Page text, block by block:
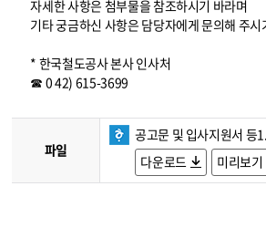
자세한 사항은 첨부물을 참조하시기 바라며
기타 궁금하신 사항은 담당자에게 문의해 주시
* 한국철도공사 본사 인사처
☎ 0 42) 615-3699
파일
공고문 및 입사지원서 등
다운로드
미리보기